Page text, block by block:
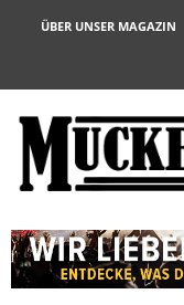
ÜBER UNSER MAGAZIN